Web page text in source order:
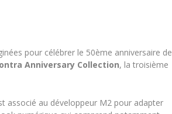
pour célébrer le 50ème anniversaire de
Anniversary Collection, la troisième
associé au développeur M2 pour adapter